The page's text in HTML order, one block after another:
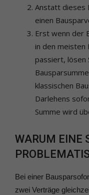
Anstatt dieses
einen
Erst wenn der
in den meisten
passiert, lösen
klassischen
Darlehens
Summe wird
WARUM EINE
Bei einer
zwei Verträge